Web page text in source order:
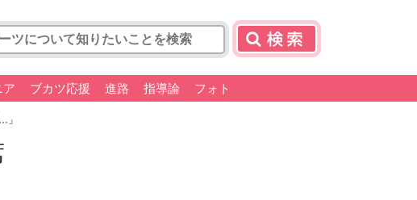
ア ブカツ応援 進路 指導論 フォト
」